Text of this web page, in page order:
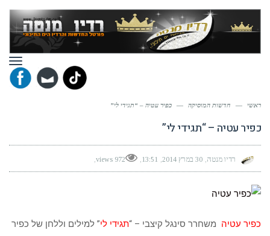
ראשי — חדשות המוסיקה — כפיר עטיה – “תגידי לי”
כפיר עטיה – “תגידי לי”
רדיו מנטה 30 במרץ 2014 13:51
972 views
כפיר עטיה משחרר סינגל קיצבי – “תגידי לי” למילים וללחן של כפיר